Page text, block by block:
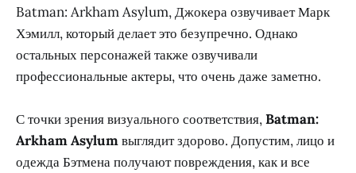
Batman: Arkham Asylum, Джокера озвучивает Марк
Хэмилл, который делает это безупречно. Однако
остальных персонажей также озвучивали
профессиональные актеры, что очень даже заметно.
С точки зрения визуального соответствия,Batman:
Arkham Asylumвыглядит здорово. Допустим, лицо и
одежда Бэтмена получают повреждения, как и все